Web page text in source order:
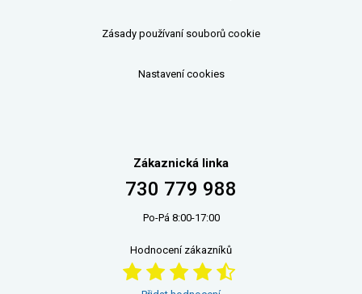
Zásady používaní souborů cookie
Nastavení cookies
Zákaznická linka
730 779 988
Po-Pá 8:00-17:00
Hodnocení zákazníků